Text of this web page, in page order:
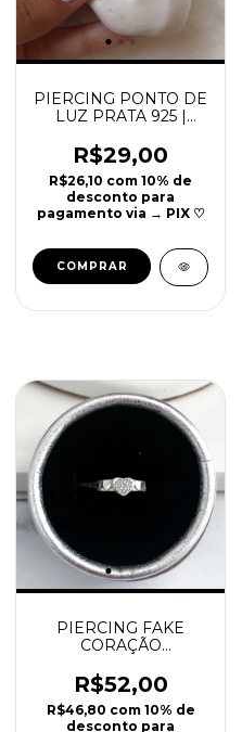
PIERCING PONTO DE
LUZ PRATA 925 |
R$29,00
R$26,10 com 10% de
desconto para
pagamento via → PIX ♡
PIERCING FAKE
CORAÇÃO
ZIRCÔNIAS PRATA
925 | 1CM | REF P10
R$52,00
R$46,80 com 10% de
desconto para